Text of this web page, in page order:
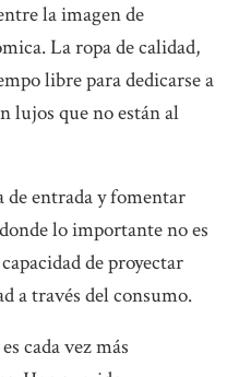
la imagen de
La ropa de calidad,
libre para dedicarse a
lujos que no están al
de entrada y fomentar
lo importante no es
de proyectar
a través del consumo.
cada vez más